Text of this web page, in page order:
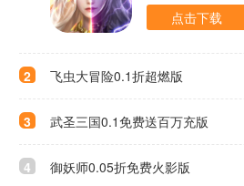
点击下载
2 飞虫大冒险0.1折超燃版
3 武圣三国0.1免费送百万充版
4 御妖师0.05折免费火影版